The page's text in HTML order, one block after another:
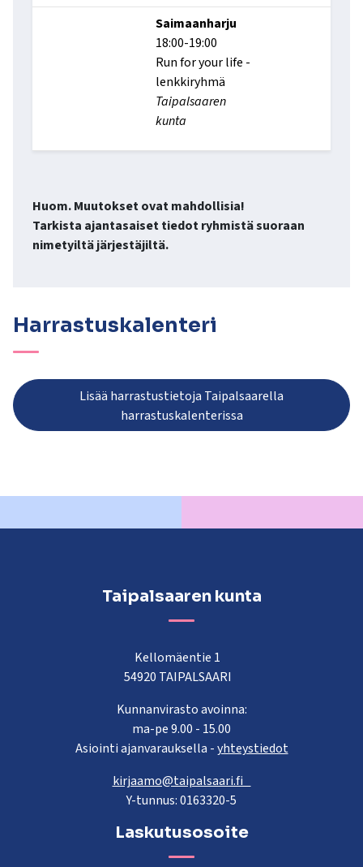
Saimaanharju
18:00-19:00
Run for your life -
lenkkiryhmä
Taipalsaaren
kunta
Huom. Muutokset ovat mahdollisia!
Tarkista ajantasaiset tiedot ryhmistä suoraan
nimetyiltä järjestäjiltä.
Harrastuskalenteri
Lisää harrastustietoja Taipalsaarella
harrastuskalenterissa
Taipalsaaren kunta
Kellomäentie 1
54920 TAIPALSAARI
Kunnanvirasto avoinna:
ma-pe 9.00 - 15.00
Asiointi ajanvarauksella -yhteystiedot
kirjaamo@taipalsaari.fi
Y-tunnus: 0163320-5
Laskutusosoite